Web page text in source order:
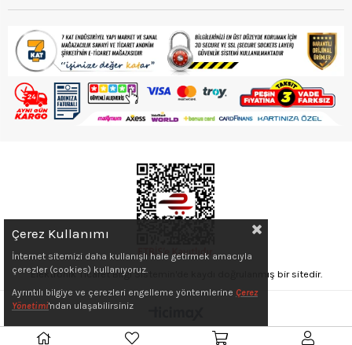
Elektronik Ticaret Bilgi Sistemin'de kaydı doğrulanmış bir sitedir.
Çerez Kullanımı
İnternet sitemizi daha kullanışlı hale getirmek amacıyla
çerezler (cookies) kullanıyoruz.
Ayrıntılı bilgiye ve çerezleri engelleme yöntemlerine Çerez
Yönetimi'ndan ulaşabilirsiniz